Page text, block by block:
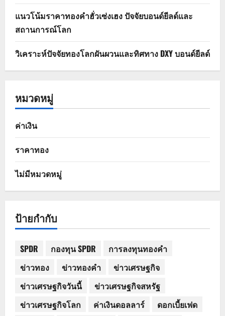
แนวโน้มราคาทองคำฮั่วเซ่งเฮง ปัจจัยบอนด์ยีลด์และ
สถานการณ์โลก
วิเคราะห์ปัจจัยทองโลกผันผวนและทิศทาง DXY บอนด์ยีลด์
หมวดหมู่
ค่าเงิน
ราคาทอง
ไม่มีหมวดหมู่
ป้ายกำกับ
SPDR กองทุน SPDR
การลงทุนทองคำ
ข่าวทอง
ข่าวทองคำ
ข่าวเศรษฐกิจ
ข่าวเศรษฐกิจวันนี้
ข่าวเศรษฐกิจสหรัฐ
ข่าวเศรษฐกิจโลก
ค่าเงินดอลลาร์
ดอกเบี้ยเฟด